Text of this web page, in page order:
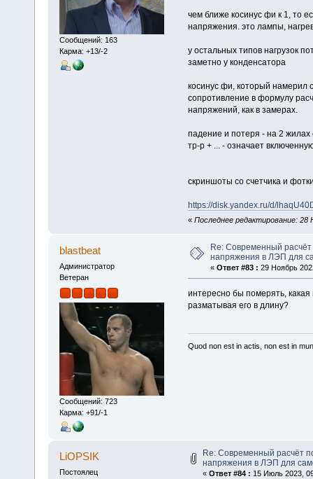
Сообщений: 163
Карма: +13/-2
чем ближе косинус фи к 1, то
напряжения. это лампы,
у остальных типов нагрузок
заметно у конденсатора
косинус фи, который намерил
сопротивление в формулу
напряжений, как в замерах.
падение и потеря - на 2 жилах
тр-р + ... - означает
скриншоты со счетчика и
https://disk.yandex.ru/d/
« Последнее редактирование: 28
blastbeat
Администратор
Ветеран
Сообщений: 723
Карма: +91/-1
Re: Современный
напряжения в ЛЭП для
« Ответ #83 : 29 Ноябрь
интересно бы померять, какая
разматывая его в длину?
Quod non est in actis, non est in
LiOPSIK
Постоялец
Re: Современный расчёт
напряжения в ЛЭП для
« Ответ #84 : 15 Июль 2023,